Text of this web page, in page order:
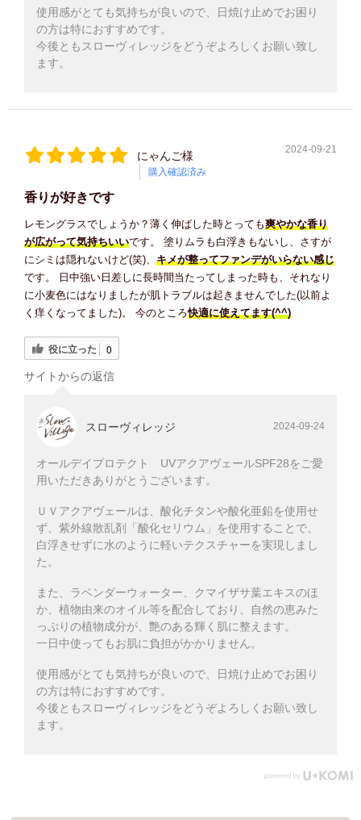
使用感がとても気持ちが良いので、日焼け止めでお困り
の方は特におすすめです。
今後ともスローヴィレッジをどうぞよろしくお願い致し
ます。
にゃんご様
購入確認済み
2024-09-21
香りが好きです
レモングラスでしょうか？薄く伸ばした時とっても爽やかな香り
が広がって気持ちいいです。 塗りムラも白浮きもないし、さすが
にシミは隠れないけど(笑)、 キメが整ってファンデがいらない感じ
です。 日中強い日差しに長時間当たってしまった時も、それなり
に小麦色にはなりましたが肌トラブルは起きませんでした(以前よ
く痒くなってました)。 今のところ快適に使えてます(^^)
役に立った 0
サイトからの返信
スローヴィレッジ 2024-09-24
オールデイプロテクト UVアクアヴェールSPF28をご愛
用いただきありがとうございます。
ＵＶアクアヴェールは、酸化チタンや酸化亜鉛を使用せ
ず、紫外線散乱剤「酸化セリウム」を使用することで、
白浮きせずに水のように軽いテクスチャーを実現しまし
た。
また、ラベンダーウォーター、クマイザサ葉エキスのほ
か、植物由来のオイル等を配合しており、自然の恵みた
っぷりの植物成分が、艶のある輝く肌に整えます。
一日中使ってもお肌に負担がかかりません。
使用感がとても気持ちが良いので、日焼け止めでお困り
の方は特におすすめです。
今後ともスローヴィレッジをどうぞよろしくお願い致し
ます。